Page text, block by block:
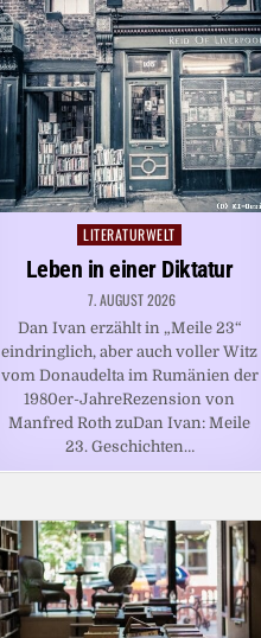
Posted
in
LITERATURWELT
Leben in einer Diktatur
7. AUGUST 2026
Dan Ivan erzählt in „Meile 23“
eindringlich, aber auch voller Witz
vom Donaudelta im Rumänien der
1980er-JahreRezension von
Manfred Roth zuDan Ivan: Meile
23. Geschichten…